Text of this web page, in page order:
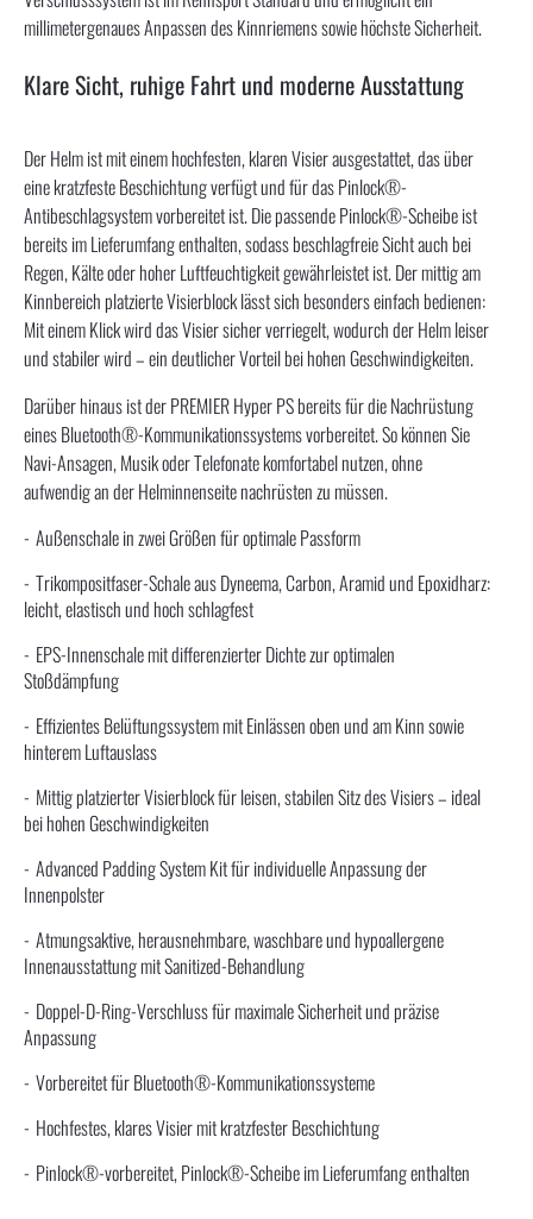
millimetergenaues Anpassen des Kinnriemens sowie höchste Sicherheit.
Klare Sicht, ruhige Fahrt und moderne Ausstattung
Der Helm ist mit einem hochfesten, klaren Visier ausgestattet, das über
eine kratzfeste Beschichtung verfügt und für das Pinlock®-
Antibeschlagsystem vorbereitet ist. Die passende Pinlock®-Scheibe ist
bereits im Lieferumfang enthalten, sodass beschlagfreie Sicht auch bei
Regen, Kälte oder hoher Luftfeuchtigkeit gewährleistet ist. Der mittig am
Kinnbereich platzierte Visierblock lässt sich besonders einfach bedienen:
Mit einem Klick wird das Visier sicher verriegelt, wodurch der Helm leiser
und stabiler wird – ein deutlicher Vorteil bei hohen Geschwindigkeiten.
Darüber hinaus ist der PREMIER Hyper PS bereits für die Nachrüstung
eines Bluetooth®-Kommunikationssystems vorbereitet. So können Sie
Navi-Ansagen, Musik oder Telefonate komfortabel nutzen, ohne
aufwendig an der Helminnenseite nachrüsten zu müssen.
Außenschale in zwei Größen für optimale Passform
Trikompositfaser-Schale aus Dyneema, Carbon, Aramid und Epoxidharz:
leicht, elastisch und hoch schlagfest
EPS-Innenschale mit differenzierter Dichte zur optimalen
Stoßdämpfung
Effizientes Belüftungssystem mit Einlässen oben und am Kinn sowie
hinterem Luftauslass
Mittig platzierter Visierblock für leisen, stabilen Sitz des Visiers – ideal
bei hohen Geschwindigkeiten
Advanced Padding System Kit für individuelle Anpassung der
Innenpolster
Atmungsaktive, herausnehmbare, waschbare und hypoallergene
Innenausstattung mit Sanitized-Behandlung
Doppel-D-Ring-Verschluss für maximale Sicherheit und präzise
Anpassung
Vorbereitet für Bluetooth®-Kommunikationssysteme
Hochfestes, klares Visier mit kratzfester Beschichtung
Pinlock®-vorbereitet, Pinlock®-Scheibe im Lieferumfang enthalten